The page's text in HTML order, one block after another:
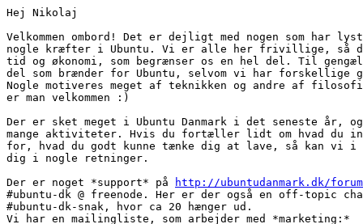
Hej Nikolaj
Velkommen ombord! Det er dejligt med nogen som har
nogle kræfter i Ubuntu. Vi er alle her frivillige, så
tid og økonomi, som begrænser os en hel del. Til
del som brænder for Ubuntu, selvom vi har forskellige
Nogle motiveres meget af teknikken og andre af
er man velkommen :)
Der er sket meget i Ubuntu Danmark i det seneste år,
mange aktiviteter. Hvis du fortæller lidt om hvad du
for, hvad du godt kunne tænke dig at lave, så kan vi i
dig i nogle retninger.
Der er noget *support* på
http://ubuntudanmark.dk/
#ubuntu-dk @ freenode. Her er der også en off-topic
#ubuntu-dk-snak, hvor ca 20 hænger ud.